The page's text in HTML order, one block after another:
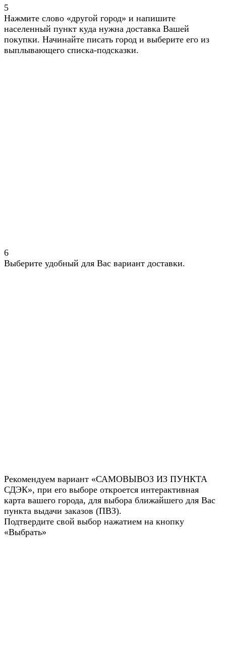
5
Нажмите слово «другой город» и напишите
населенный пункт куда нужна доставка Вашей
покупки. Начинайте писать город и выберите его из
выплывающего списка-подсказки.
6
Выберите удобный для Вас вариант доставки.
Рекомендуем вариант «САМОВЫВОЗ ИЗ ПУНКТА
СДЭК», при его выборе откроется интерактивная
карта вашего города, для выбора ближайшего для Вас
пункта выдачи заказов (ПВЗ).
Подтвердите свой выбор нажатием на кнопку
«Выбрать»